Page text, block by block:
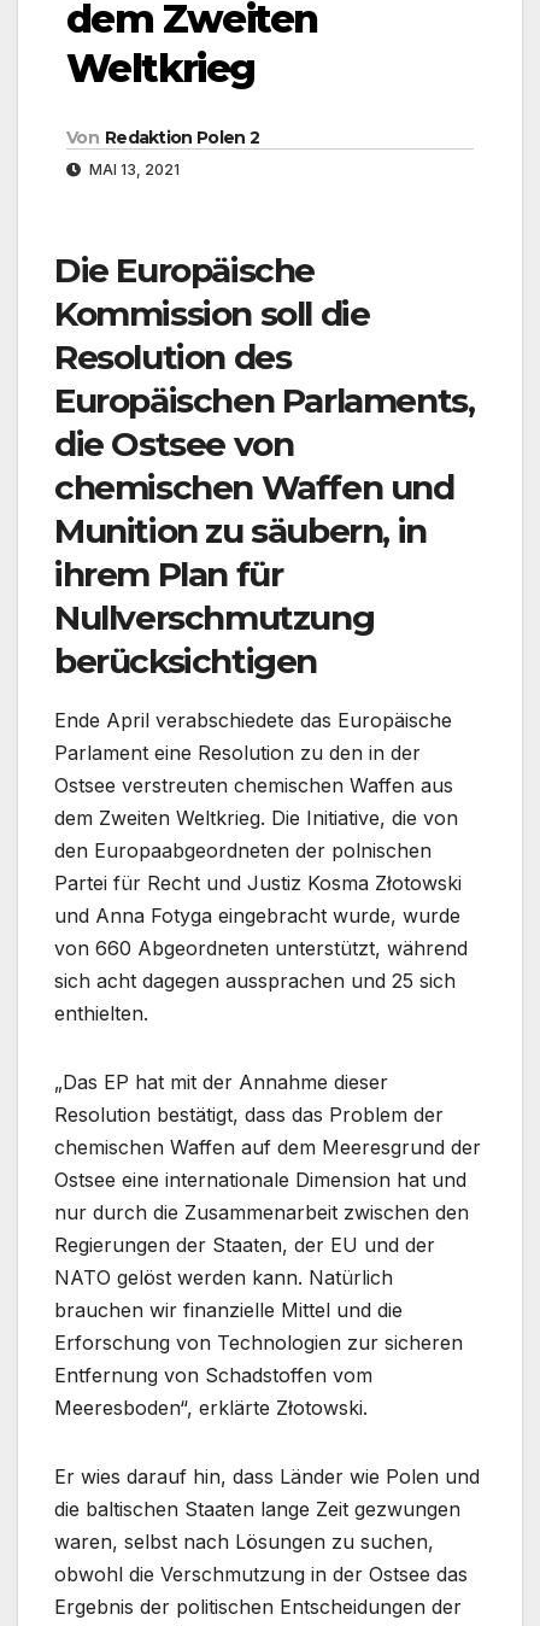
dem Zweiten
Weltkrieg
Von Redaktion Polen 2
MAI 13, 2021
Die Europäische
Kommission soll die
Resolution des
Europäischen Parlaments,
die Ostsee von
chemischen Waffen und
Munition zu säubern, in
ihrem Plan für
Nullverschmutzung
berücksichtigen
Ende April verabschiedete das Europäische
Parlament eine Resolution zu den in der
Ostsee verstreuten chemischen Waffen aus
dem Zweiten Weltkrieg. Die Initiative, die von
den Europaabgeordneten der polnischen
Partei für Recht und Justiz Kosma Złotowski
und Anna Fotyga eingebracht wurde, wurde
von 660 Abgeordneten unterstützt, während
sich acht dagegen aussprachen und 25 sich
enthielten.
„Das EP hat mit der Annahme dieser
Resolution bestätigt, dass das Problem der
chemischen Waffen auf dem Meeresgrund der
Ostsee eine internationale Dimension hat und
nur durch die Zusammenarbeit zwischen den
Regierungen der Staaten, der EU und der
NATO gelöst werden kann. Natürlich
brauchen wir finanzielle Mittel und die
Erforschung von Technologien zur sicheren
Entfernung von Schadstoffen vom
Meeresboden“, erklärte Złotowski.
Er wies darauf hin, dass Länder wie Polen und
die baltischen Staaten lange Zeit gezwungen
waren, selbst nach Lösungen zu suchen,
obwohl die Verschmutzung in der Ostsee das
Ergebnis der politischen Entscheidungen der